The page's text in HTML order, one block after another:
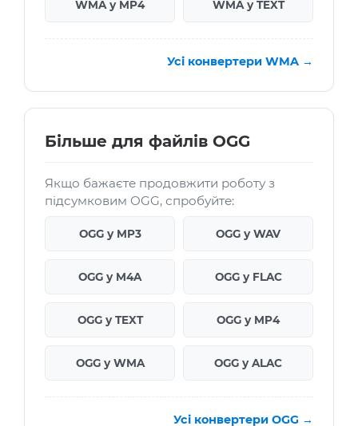
WMA у MP4 WMA у TEXT
Усі конвертери WMA →
Більше для файлів OGG
Якщо бажаєте продовжити роботу з
підсумковим OGG, спробуйте:
OGG у MP3 OGG у WAV
OGG у M4A OGG у FLAC
OGG у TEXT OGG у MP4
OGG у WMA OGG у ALAC
Усі конвертери OGG →